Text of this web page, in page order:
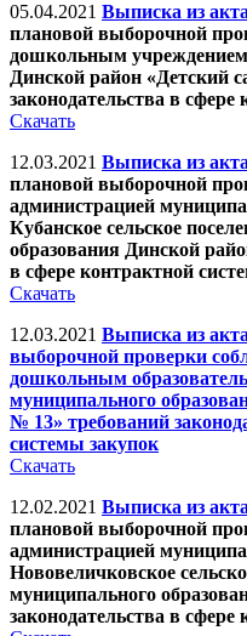
05.04.2021 Выписка из
плановой выборочной
дошкольным
Динской район «Детский
законодательства в
Скачать
12.03.2021 Выписка из
плановой выборочной
администрацией
Кубанское сельское
образования Динской
в сфере контрактной
Скачать
12.03.2021 Выписка из
выборочной проверки
дошкольным
муниципального
№ 13» требований
системы закупок
Скачать
12.02.2021 Выписка из
плановой выборочной
администрацией
Нововеличковское
муниципального
законодательства в